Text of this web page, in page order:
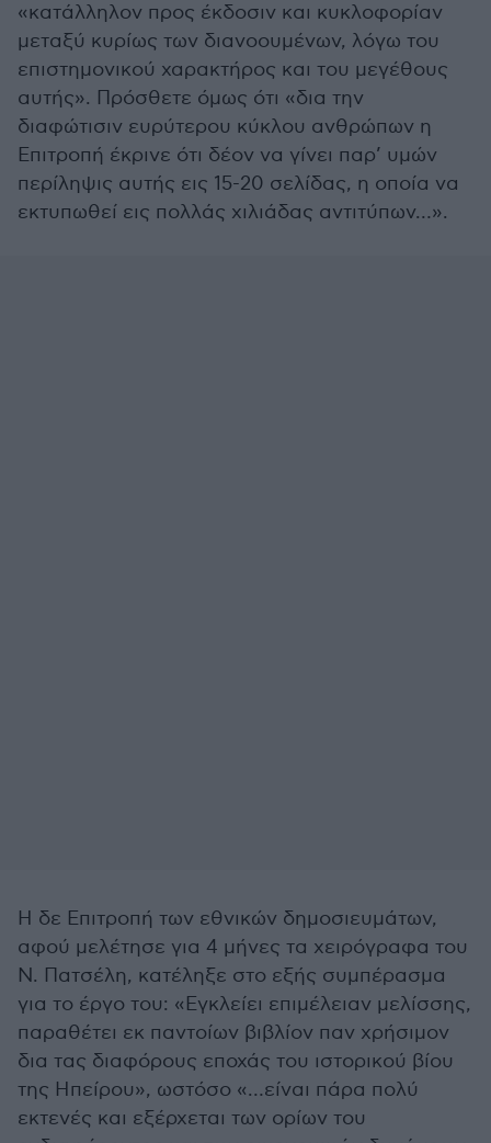
«κατάλληλον προς έκδοσιν και κυκλοφορίαν
μεταξύ κυρίως των διανοουμένων, λόγω του
επιστημονικού χαρακτήρος και του μεγέθους
αυτής». Πρόσθετε όμως ότι «δια την
διαφώτισιν ευρύτερου κύκλου ανθρώπων η
Επιτροπή έκρινε ότι δέον να γίνει παρ’ υμών
περίληψις αυτής εις 15-20 σελίδας, η οποία να
εκτυπωθεί εις πολλάς χιλιάδας αντιτύπων…».
Η δε Επιτροπή των εθνικών δημοσιευμάτων,
αφού μελέτησε για 4 μήνες τα χειρόγραφα του
Ν. Πατσέλη, κατέληξε στο εξής συμπέρασμα
για το έργο του: «Εγκλείει επιμέλειαν μελίσσης,
παραθέτει εκ παντοίων βιβλίον παν χρήσιμον
δια τας διαφόρους εποχάς του ιστορικού βίου
της Ηπείρου», ωστόσο «…είναι πάρα πολύ
εκτενές και εξέρχεται των ορίων του